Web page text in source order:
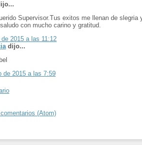
Supervisor.Tus exitos me llenan de
con mucho carino y gratitud.
2015 a las 11:12
dijo...
de 2015 a las 7:59
(Atom)